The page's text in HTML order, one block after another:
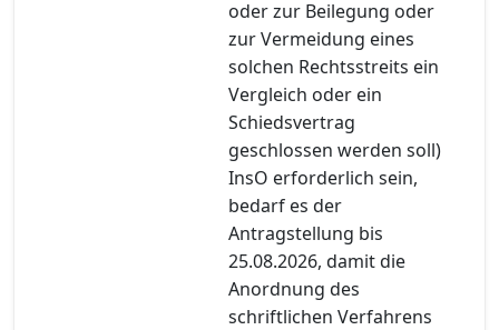
oder zur Beilegung oder
zur Vermeidung eines
solchen Rechtsstreits ein
Vergleich oder ein
Schiedsvertrag
geschlossen werden soll)
InsO erforderlich sein,
bedarf es der
Antragstellung bis
25.08.2026, damit die
Anordnung des
schriftlichen Verfahrens